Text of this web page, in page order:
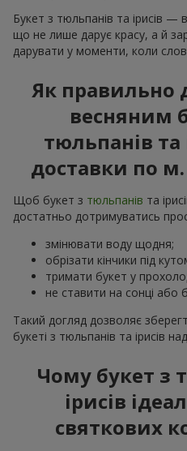
Букет з тюльпанів та ірисів —
що не лише дарує красу, а й
дарувати у моменти, коли
Як правильно
весняним
тюльпанів та
доставки по
Щоб букет з тюльпанів та
достатньо дотримуватись
змінювати воду щодня;
обрізати кінчики під
тримати букет у
не ставити на сонці або
Такий догляд дозволяє
букеті з тюльпанів та ірисів
Чому букет з
ірисів
святкових